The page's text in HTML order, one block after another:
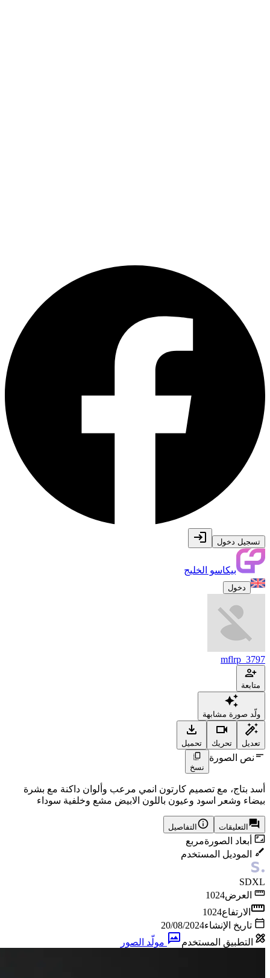
تسجيل دخول
بيكاسو الخليج
دخول
mflrp_3797
متابعة
ولّد صورة مشابهة
تعديل تحريك تحميل
نص الصورة
نسخ
أسد بتاج، مع تصميم كارتون انمي مرعب وألوان داكنة مع بشرة
بيضاء وشعر اسود وعيون باللون الابيض مشع وخلفية سوداء
التعليقات التفاصيل
أبعاد الصورةمربع
الموديل المستخدم
SDXL
العرض1024
الارتفاع1024
تاريخ الإنشاء20/08/2024
التطبيق المستخدم
مولّد الصور